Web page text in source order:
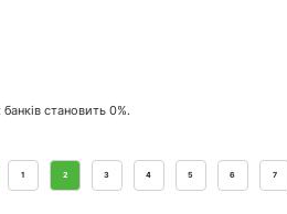
становить 0%.
1 2 3 4 5 6 7